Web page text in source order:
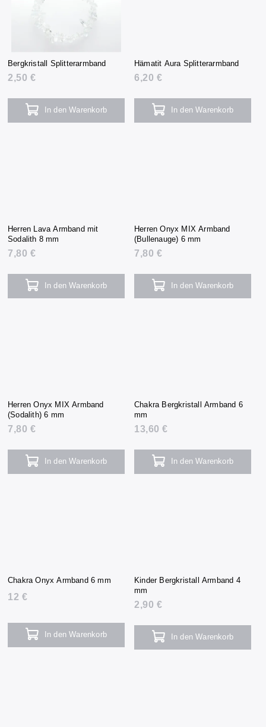
Bergkristall Splitterarmband
2,50 €
In den Warenkorb
Hämatit Aura Splitterarmband
6,20 €
In den Warenkorb
Herren Lava Armband mit
Sodalith 8 mm
7,80 €
In den Warenkorb
Herren Onyx MIX Armband
(Bullenauge) 6 mm
7,80 €
In den Warenkorb
Herren Onyx MIX Armband
(Sodalith) 6 mm
7,80 €
In den Warenkorb
Chakra Bergkristall Armband 6
mm
13,60 €
In den Warenkorb
Chakra Onyx Armband 6 mm
12 €
In den Warenkorb
Kinder Bergkristall Armband 4
mm
2,90 €
In den Warenkorb